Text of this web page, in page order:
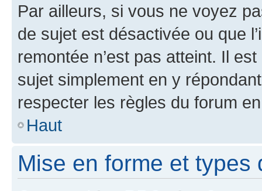
Par ailleurs, si vous ne voyez
de sujet est désactivée ou que
remontée n’est pas atteint. Il
sujet simplement en y
respecter les règles du forum
Haut
Mise en forme et types